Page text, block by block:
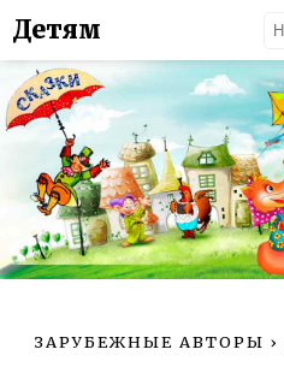
Детям
ЗАРУБЕЖНЫЕ АВТОРЫ ›